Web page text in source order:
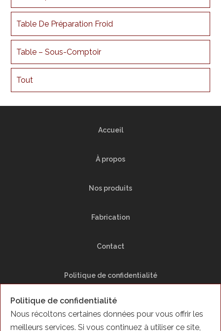
Table De Préparation Froid
Table – Sous-Comptoir
Tout
Accueil
À propos
Nos produits
Fabrication
Contact
Politique de confidentialité
Plan du Site
Politique de confidentialité
Nous récoltons certaines données pour vous offrir les
meilleurs services. Si vous continuez à utiliser ce site,